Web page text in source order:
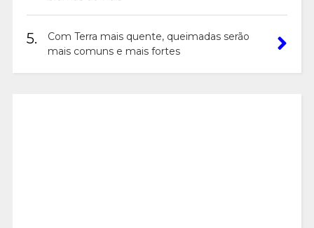
5.
Com Terra mais quente, queimadas serão
mais comuns e mais fortes